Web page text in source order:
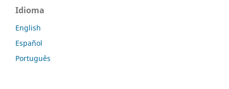
Idioma
English
Español
Português